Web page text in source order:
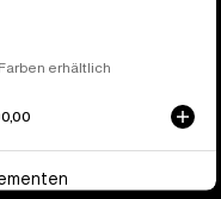
Farben erhältlich